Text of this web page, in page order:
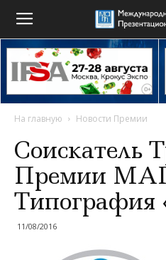
На главную Новости Премии
Соискатель
Премии
Типография
11/08/2016